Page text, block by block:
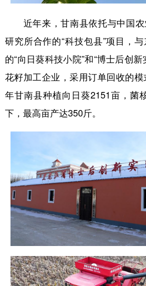
近年来，甘南县依托与中国农
研究所合作的“科技包县”项目，
的“向日葵科技小院”和“博士后创
花籽加工企业，采用订单回收的
年甘南县种植向日葵2151亩，菌
下，最高亩产达350斤。